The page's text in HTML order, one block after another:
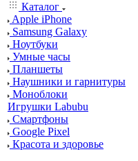
Каталог
Apple iPhone
Samsung Galaxy
Ноутбуки
Умные часы
Планшеты
Наушники и гарнитуры
Моноблоки
Игрушки Labubu
Смартфоны
Google Pixel
Красота и здоровье